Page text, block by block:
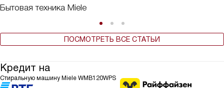
Бытовая техника Miele
ПОСМОТРЕТЬ ВСЕ СТАТЬИ
Кредит на
Стиральную машину Miele WMB120WPS